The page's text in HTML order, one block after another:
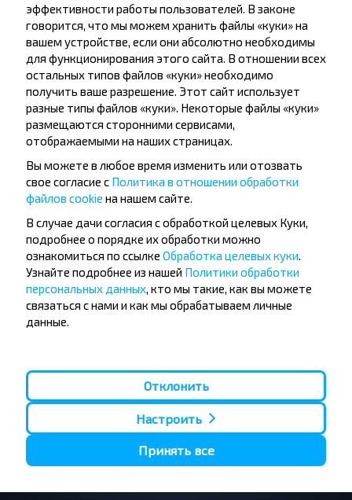
Подписаться
Популярные автобусные
направления
Орша - Могилёв
Минск - Несвиж
Минск - Могилёв
Минск - Пинск
Минск - Брест
Минск - Гомель
Минск - Барановичи
Гомель - Минск
Брест - Тересполь
Брест - Беловежская Пуща
Брест - Минск
Вильнюс - Минск
Москва - Брест
Минск - Варшава
Москва - Барановичи
Брест - Люблин
Брест - Варшава
эффективности работы пользователей. В законе
говорится, что мы можем хранить файлы «куки» на
вашем устройстве, если они абсолютно необходимы
для функционирования этого сайта. В отношении всех
остальных типов файлов «куки» необходимо
получить ваше разрешение. Этот сайт использует
разные типы файлов «куки». Некоторые файлы «куки»
размещаются сторонними сервисами,
отображаемыми на наших страницах.
Вы можете в любое время изменить или отозвать
свое согласие с Политика в отношении обработки
файлов cookie на нашем сайте.
В случае дачи согласия с обработкой целевых Куки,
подробнее о порядке их обработки можно
ознакомиться по ссылке Обработка целевых куки.
Узнайте подробнее из нашей Политики обработки
персональных данных, кто мы такие, как вы можете
связаться с нами и как мы обрабатываем личные
данные.
Отклонить
Настроить
Принять все